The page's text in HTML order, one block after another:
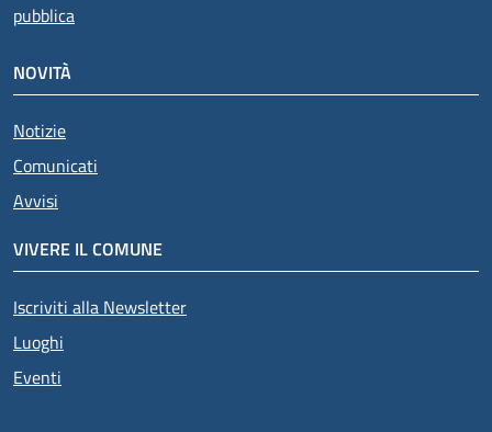
pubblica
NOVITÀ
Notizie
Comunicati
Avvisi
VIVERE IL COMUNE
Iscriviti alla Newsletter
Luoghi
Eventi